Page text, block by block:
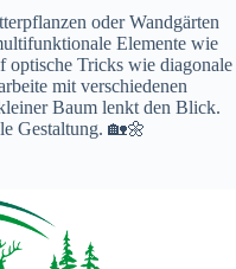
oder Wandgärten
Elemente wie
optische Tricks wie diagonale
mit verschiedenen
Baum lenkt den Blick.
Gestaltung. 🏡🌼